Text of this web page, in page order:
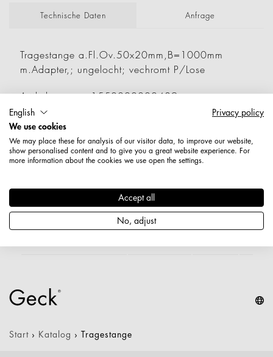
Technische Daten Anfrage
Tragestange a.Fl.Ov.50x20mm,B=1000mm
m.Adapter,; ungelocht; vechromt P/Lose
Artikelnummer: 1550020000489
Nettogewicht: 2,211 kg
Varianten
1550000000489 1,130 kg
Start › Katalog › Tragestange
English
Privacy policy
We use cookies
We may place these for analysis of our visitor data, to improve our website,
show personalised content and to give you a great website experience. For
more information about the cookies we use open the settings.
Accept all
No, adjust